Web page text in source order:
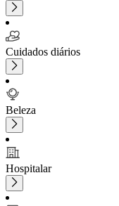
Cuidados diários
Beleza
Hospitalar